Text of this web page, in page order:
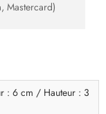
Mastercard)
: 6 cm / Hauteur : 3